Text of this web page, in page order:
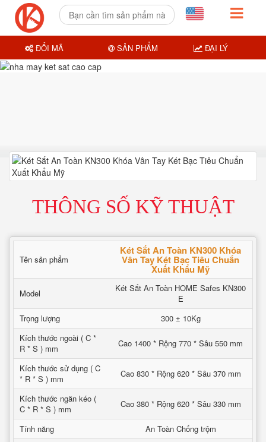
THÔNG SỐ KỸ THUẬT
Tên sản phẩm
Két Sắt An Toàn KN300 Khóa
Vân Tay Két Bạc Tiêu Chuẩn
Xuất Khẩu Mỹ
Model
Két Sắt An Toàn HOME Safes KN300
E
Trọng lượng
300 ± 10Kg
Kích thước ngoài ( C *
R * S ) mm
Cao 1400 * Rộng 770 * Sâu 550 mm
Kích thước sử dụng ( C
* R * S ) mm
Cao 830 * Rộng 620 * Sâu 370 mm
Kích thước ngăn kéo (
C * R * S ) mm
Cao 380 * Rộng 620 * Sâu 330 mm
Tính năng
An Toàn Chống trộm
ĐỔI MÃ SẢN PHẨM ĐẠI LÝ